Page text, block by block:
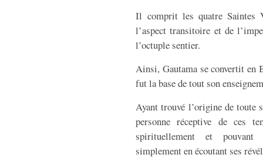
Il comprit les quatre Saintes
l’aspect transitoire et de
l’octuple sentier.
Ainsi, Gautama se convertit en
fut la base de tout son
Ayant trouvé l’origine de toute
personne réceptive de ces
spirituellement et pouvant
simplement en écoutant ses